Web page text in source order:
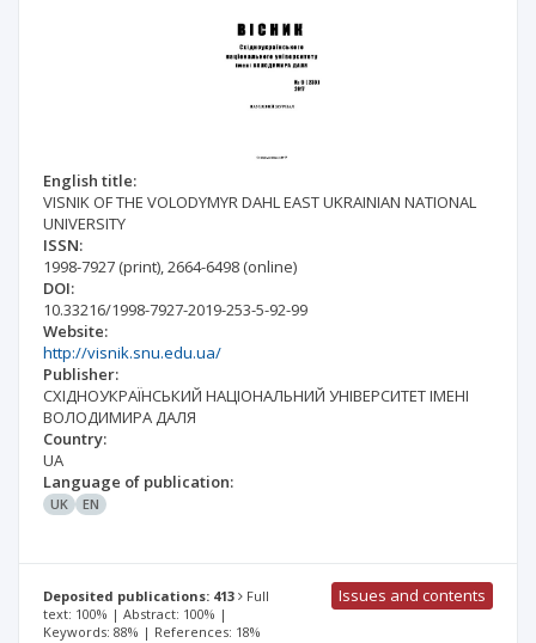
English title:
VISNIK OF THE VOLODYMYR DAHL EAST UKRAINIAN NATIONAL
UNIVERSITY
ISSN:
1998-7927 (print),2664-6498 (online)
DOI:
10.33216/1998-7927-2019-253-5-92-99
Website:
http://visnik.snu.edu.ua/
Publisher:
СХІДНОУКРАЇНСЬКИЙ НАЦІОНАЛЬНИЙ УНІВЕРСИТЕТ ІМЕНІ
ВОЛОДИМИРА ДАЛЯ
Country:
UA
Language of publication:
UK EN
Deposited publications: 413
Full
text: 100% | Abstract: 100% |
Keywords: 88% | References: 18%
Issues and contents